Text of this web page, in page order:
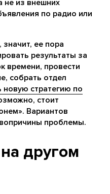
не из внешних
по радио или
значит, ее пора
результаты за
времени, провести
собрать отдел
новую стратегию по
стоит
Вариантов
проблемы.
другом